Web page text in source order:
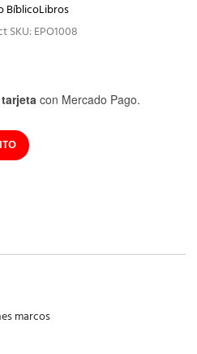
BíblicoLibros
SKU: EPO1008
con Mercado Pago.
marcos